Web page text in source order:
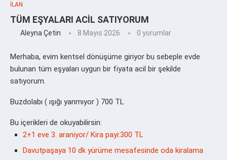
İLAN
TÜM EŞYALARI ACİL SATIYORUM
Aleyna Çetin 8 Mayıs 2026 0 yorumlar
Merhaba, evim kentsel dönüşüme giriyor bu sebeple evde
bulunan tüm eşyaları uygun bir fiyata acil bir şekilde
satıyorum.
Buzdolabı ( ışığı yanmıyor ) 700 TL
Bu içerikleri de okuyabilirsin:
2+1 eve 3. araniyor/ Kira payi:300 TL
Davutpaşaya 10 dk yürüme mesafesinde oda kiralama